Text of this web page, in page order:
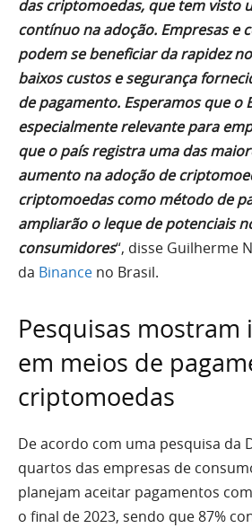
das criptomoedas, que tem visto
contínuo na adoção. Empresas e
podem se beneficiar da rapidez
baixos custos e segurança
de pagamento. Esperamos que o
especialmente relevante para
que o país registra uma das
aumento na adoção de
criptomoedas como método de
ampliarão o leque de potenciais
consumidores“, disse Guilherme
da Binance no Brasil.
Pesquisas mostram
em meios de
criptomoedas
De acordo com uma pesquisa da
quartos das empresas de
planejam aceitar pagamentos
o final de 2023, sendo que 87%